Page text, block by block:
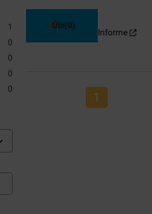
1
0
0
0
0
Útil(0)
Informe
1